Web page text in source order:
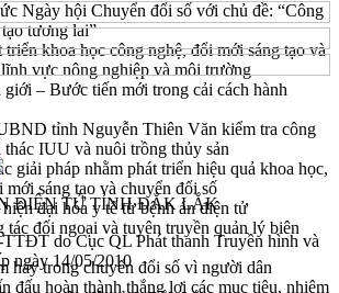
Ngày hội Chuyển đổi số với chủ đề: “Công
tương lai”
triển khoa học công nghệ, đổi mới sáng tạo và
vực nông nghiệp và môi trường
giới – Bước tiến mới trong cải cách hành
tỉnh Nguyễn Thiên Văn kiểm tra công
thác IUU và nuôi trồng thủy sản
giải pháp nhằm phát triển hiệu quả khoa học,
mới sáng tạo và chuyển đổi số
đại hóa y tế từ bệnh án điện tử
tác đối ngoại và tuyên truyền quản lý biên
hay trong chuyển đổi số vì người dân
đấu hoàn thành thắng lợi các mục tiêu, nhiệm
ĐIỆN TỬ TỈNH ĐẮK LẮK
do Cục QL Phát thanh Truyền hình và
ngày 14/05/2010